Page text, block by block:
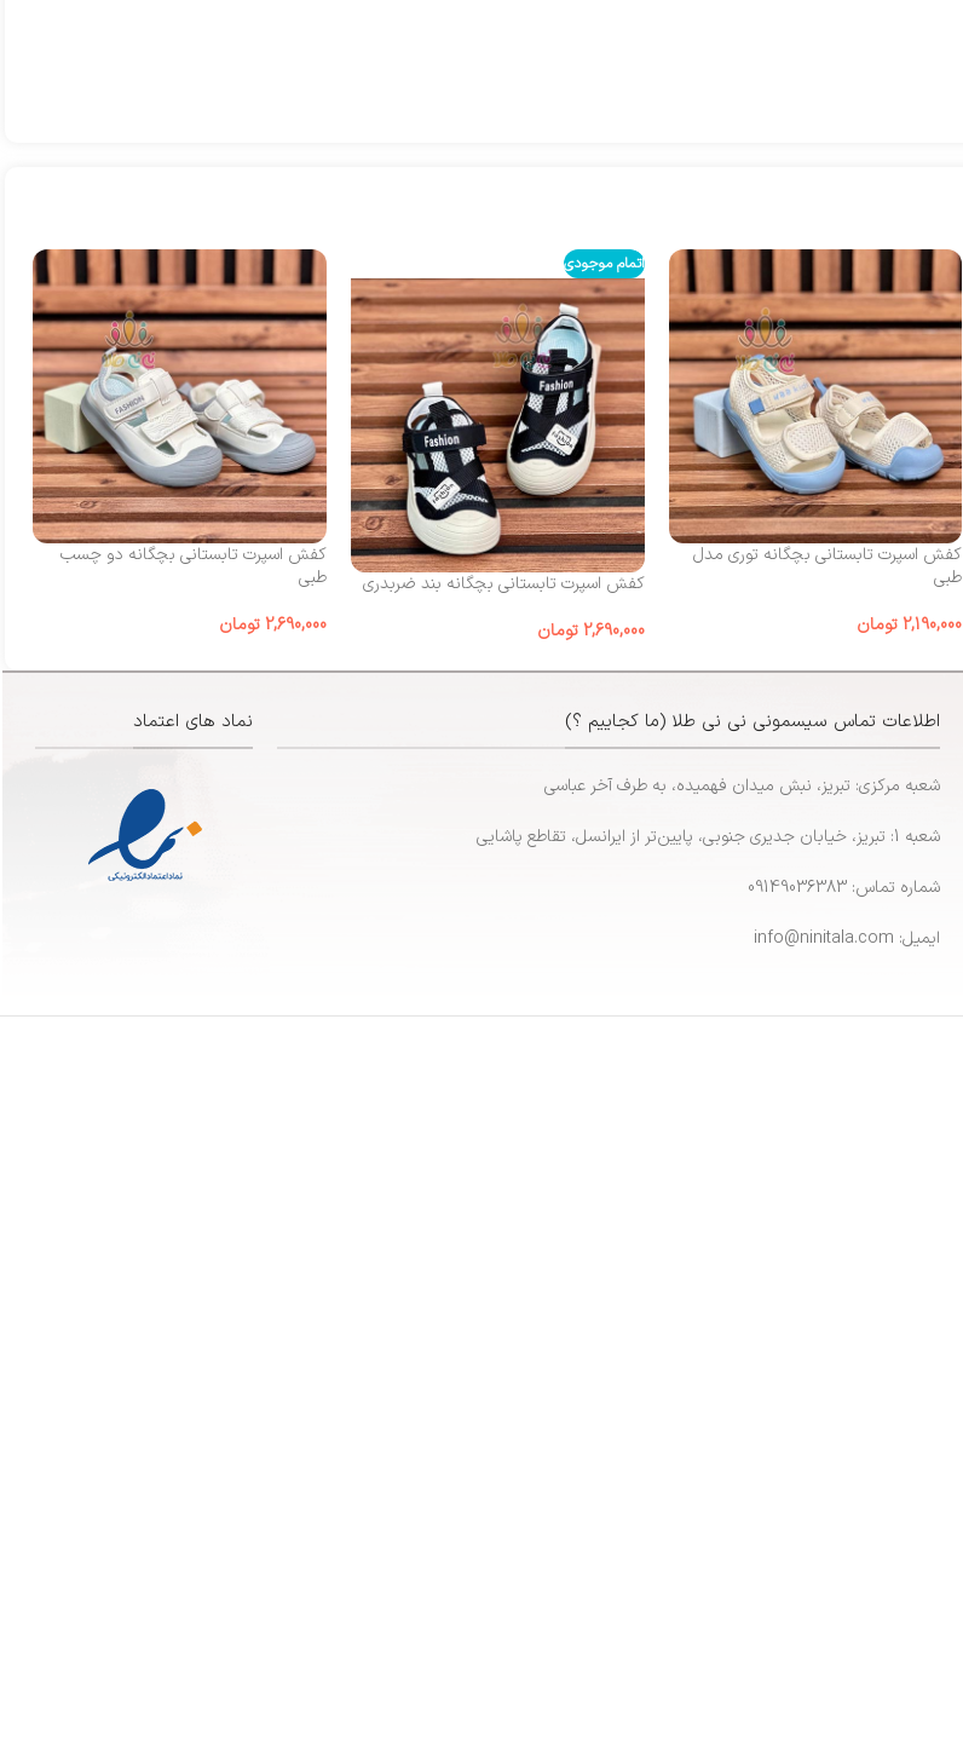
کفش اسپرت تابستانی بچگانه توری مدل
طبی
2,190,000 تومان
اتمام موجودی
کفش اسپرت تابستانی بچگانه بند ضربدری
2,690,000 تومان
کفش اسپرت تابستانی بچگانه دو چسب
طبی
2,690,000 تومان
اطلاعات تماس سیسمونی نی نی طلا (ما کجاییم ؟)
شعبه مرکزی: تبریز، نبش میدان فهمیده، به طرف آخر عباسی
شعبه 1: تبریز، خیابان جدیری جنوبی، پایین‌تر از ایرانسل، تقاطع پاشایی
شماره تماس: 09149036383
ایمیل: info@ninitala.com
نماد های اعتماد